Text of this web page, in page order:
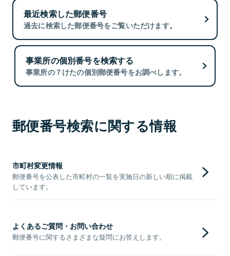
最近検索した郵便番号
過去に検索した郵便番号をご覧いただけます。
事業所の個別番号を検索する
事業所の７けたの個別郵便番号をお調べします。
郵便番号検索に関する情報
市町村変更情報
郵便番号を公表した市町村の一覧を実施日の新しい順に掲載
しています。
よくあるご質問・お問い合わせ
郵便番号に関するさまざまな疑問にお答えします。